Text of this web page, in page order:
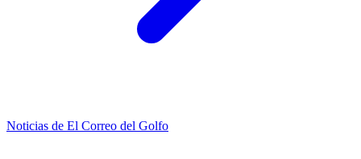
Noticias de El Correo del Golfo